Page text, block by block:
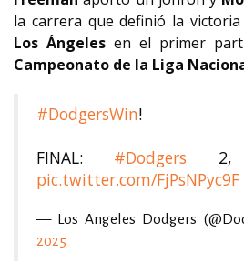
la carrera que definió la
Los Ángeles en el primer
Campeonato de la Liga
#DodgersWin!
FINAL: #Dodgers 2,
pic.twitter.com/FjPsNPyc9F
— Los Angeles Dodgers
2025